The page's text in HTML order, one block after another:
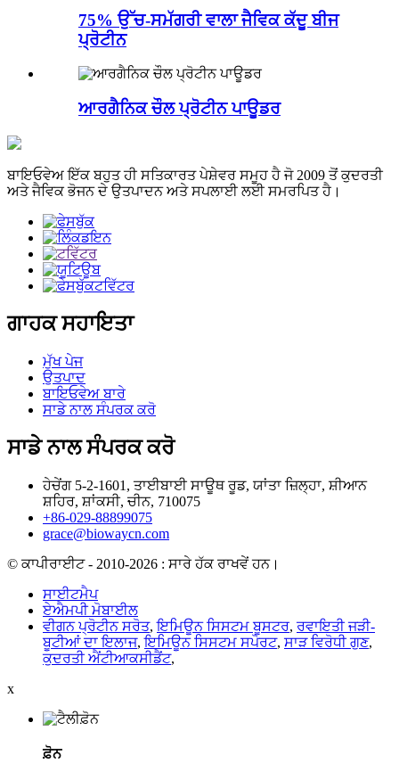
75% ਉੱਚ-ਸਮੱਗਰੀ ਵਾਲਾ ਜੈਵਿਕ ਕੱਦੂ ਬੀਜ
ਪ੍ਰੋਟੀਨ
ਆਰਗੈਨਿਕ ਚੌਲ ਪ੍ਰੋਟੀਨ ਪਾਊਡਰ
ਬਾਇਓਵੇਅ ਇੱਕ ਬਹੁਤ ਹੀ ਸਤਿਕਾਰਤ ਪੇਸ਼ੇਵਰ ਸਮੂਹ ਹੈ ਜੋ 2009 ਤੋਂ ਕੁਦਰਤੀ
ਅਤੇ ਜੈਵਿਕ ਭੋਜਨ ਦੇ ਉਤਪਾਦਨ ਅਤੇ ਸਪਲਾਈ ਲਈ ਸਮਰਪਿਤ ਹੈ।
ਗਾਹਕ ਸਹਾਇਤਾ
ਮੁੱਖ ਪੇਜ
ਉਤਪਾਦ
ਬਾਇਓਵੇਅ ਬਾਰੇ
ਸਾਡੇ ਨਾਲ ਸੰਪਰਕ ਕਰੋ
ਸਾਡੇ ਨਾਲ ਸੰਪਰਕ ਕਰੋ
ਹੇਚੇਂਗ 5-2-1601, ਤਾਈਬਾਈ ਸਾਊਥ ਰੂਡ, ਯਾਂਤਾ ਜ਼ਿਲ੍ਹਾ, ਸ਼ੀਆਨ
ਸ਼ਹਿਰ, ਸ਼ਾਂਕਸੀ, ਚੀਨ, 710075
+86-029-88899075
grace@biowaycn.com
© ਕਾਪੀਰਾਈਟ - 2010-2026 : ਸਾਰੇ ਹੱਕ ਰਾਖਵੇਂ ਹਨ।
ਸਾਈਟਮੈਪ
ਏਐਮਪੀ ਮੋਬਾਈਲ
ਵੀਗਨ ਪ੍ਰੋਟੀਨ ਸਰੋਤ,ਇਮਿਊਨ ਸਿਸਟਮ ਬੂਸਟਰ, ਰਵਾਇਤੀ ਜੜੀ-
ਬੂਟੀਆਂ ਦਾ ਇਲਾਜ,ਇਮਿਊਨ ਸਿਸਟਮ ਸਪੋਰਟ, ਸਾੜ ਵਿਰੋਧੀ ਗੁਣ,
ਕੁਦਰਤੀ ਐਂਟੀਆਕਸੀਡੈਂਟ,
x
ਫ਼ੋਨ